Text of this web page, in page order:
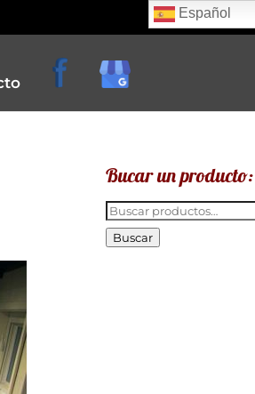
Bucar un producto:
Buscar
por:
Buscar
Español